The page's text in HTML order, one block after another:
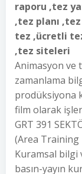
raporu ,tez
,tez planı
tez ,ücretli
,tez siteleri
Animasyon ve
zamanlama
prodüksiyona
film olarak
GRT 391
(Area Training
Kuramsal bilgi
basın-yayın